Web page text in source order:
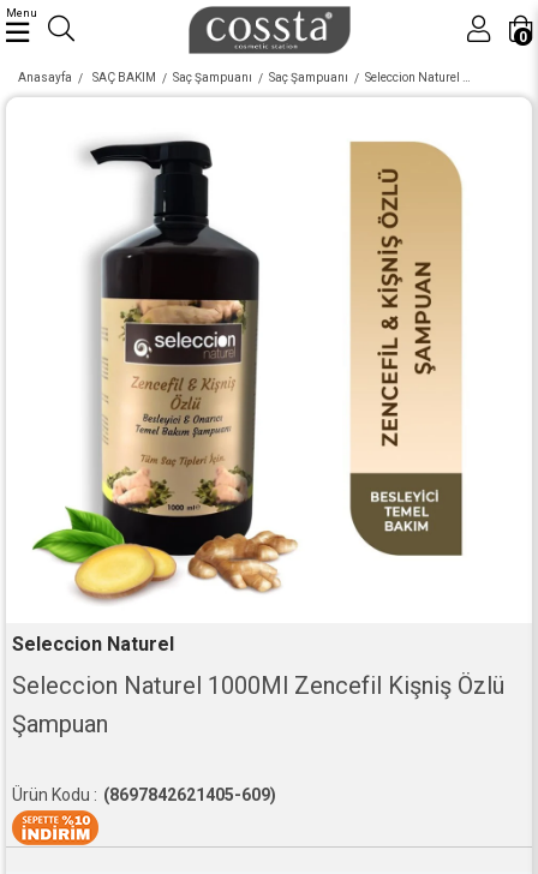
0
Menu
Anasayfa SAÇ BAKIM Saç Şampuanı Saç Şampuanı Seleccion Naturel 1000Ml Zencefil Kişniş Özlü Şampuan
Seleccion Naturel
Seleccion Naturel 1000Ml Zencefil Kişniş Özlü
Şampuan
(8697842621405-609)